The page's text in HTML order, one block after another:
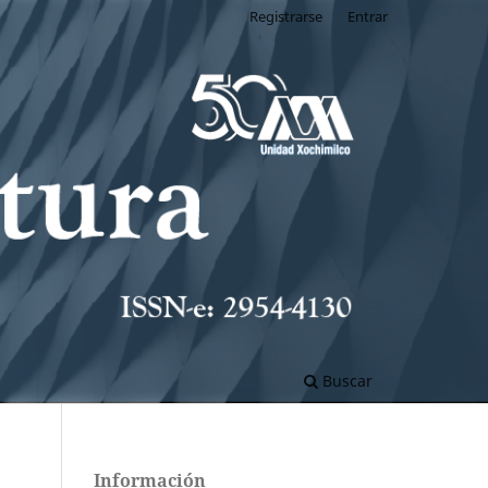
Buscar
Registrarse Entrar
Información